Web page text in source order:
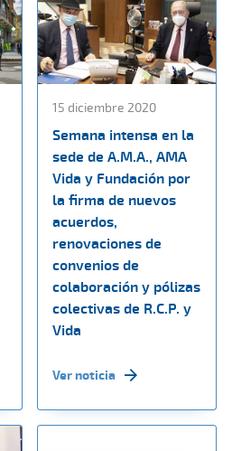
15 diciembre 2020
Semana intensa en la
sede de A.M.A., AMA
Vida y Fundación por
la firma de nuevos
acuerdos,
renovaciones de
convenios de
colaboración y pólizas
colectivas de R.C.P. y
Vida
Ver noticia